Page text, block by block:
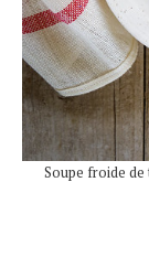
Soupe froide